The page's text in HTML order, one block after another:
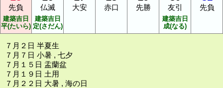
先負
建築吉日
平(たいら)
仏滅
建築吉日
定(さだん)
大安 赤口 先勝 友引
建築吉日
成(なる)
先負
７月２日 半夏生
７月７日 小暑 , 七夕
７月１５日 盂蘭盆
７月１９日 土用
７月２２日 大暑 , 海の日